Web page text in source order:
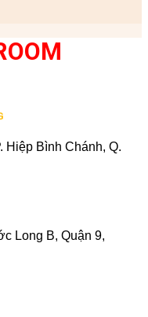
Hiệp Bình Chánh, Q.
Long B, Quận 9,